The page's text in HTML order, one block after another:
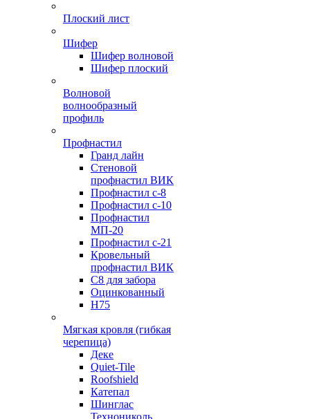
Плоский лист
Шифер
Шифер волновой
Шифер плоский
Волновой
волнообразный
профиль
Профнастил
Гранд лайн
Стеновой
профнастил ВИК
Профнастил с-8
Профнастил с-10
Профнастил
МП-20
Профнастил с-21
Кровельный
профнастил ВИК
С8 для забора
Оцинкованный
Н75
Мягкая кровля (гибкая
черепица)
Деке
Quiet-Tile
Roofshield
Катепал
Шинглас
Технониколь